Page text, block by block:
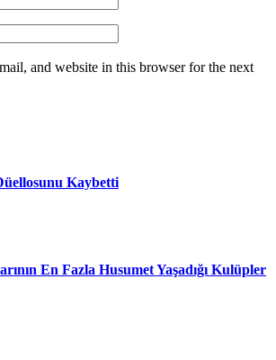
and website in this browser for the next
Kaybetti
En Fazla Husumet Yaşadığı Kulüpler